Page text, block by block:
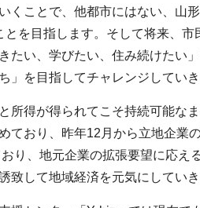
ことで、他都市にはない、山
を目指します。そして将来、
たい、学びたい、住み続けたい
を目指してチャレンジしていき
得が得られてこそ持続可能な
ており、昨年12月から立地企業
り、地元企業の拡張要望に応え
して地域経済を元気にしてい